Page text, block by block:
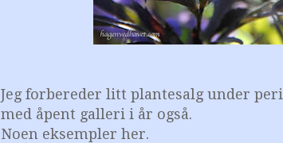
Jeg forbereder litt plantesalg under
med åpent galleri i år også.
Noen eksempler her.